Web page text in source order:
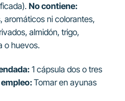
No contiene:
aromáticos ni colorantes,
almidón, trigo,
o huevos.
1 cápsula dos o tres
Tomar en ayunas